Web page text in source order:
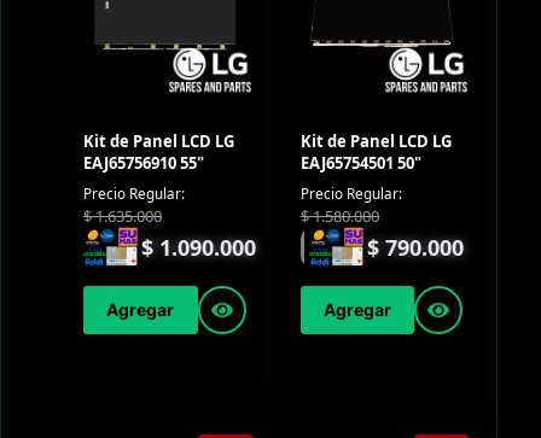
Kit de Panel LCD LG
EAJ65756910 55"
Precio Regular:
$1.635.000
$1.090.000
Agregar
Kit de Panel LCD LG
EAJ65754501 50"
Precio Regular:
$1.580.000
$ 790.000
Agregar